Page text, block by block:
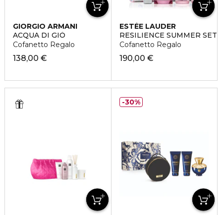
GIORGIO ARMANI
ACQUA DI GIÒ
Cofanetto Regalo
138,00 €
ESTÉE LAUDER
RESILIENCE SUMMER SET
Cofanetto Regalo
190,00 €
30%